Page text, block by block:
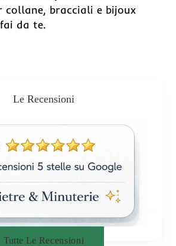
collane, bracciali e bijoux
da te.
Le Recensioni
Tutte Le Recensioni